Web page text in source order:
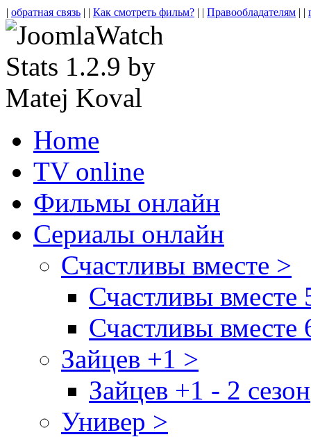
| обратная связь | | Как смотреть фильм? | | Правообладателям | |
Home
TV online
Фильмы онлайн
Сериалы онлайн
Счастливы вместе >
Счастливы вместе
Счастливы вместе
Зайцев +1 >
Зайцев +1 - 2 сезон
Универ >